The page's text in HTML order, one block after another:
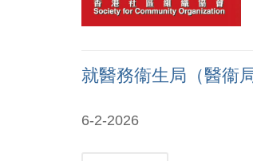
就醫務衞生局（醫衞
6-2-2026